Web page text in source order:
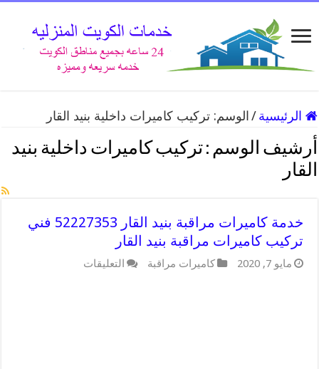
الرئيسية / الوسم:تركيب كاميرات داخلية بنيد القار
أرشيف الوسم :تركيب كاميرات داخلية بنيد
القار
خدمة كاميرات مراقبة بنيد القار 52227353 فني
تركيب كاميرات مراقبة بنيد القار
مايو 7, 2020 كاميرات مراقبة التعليقات